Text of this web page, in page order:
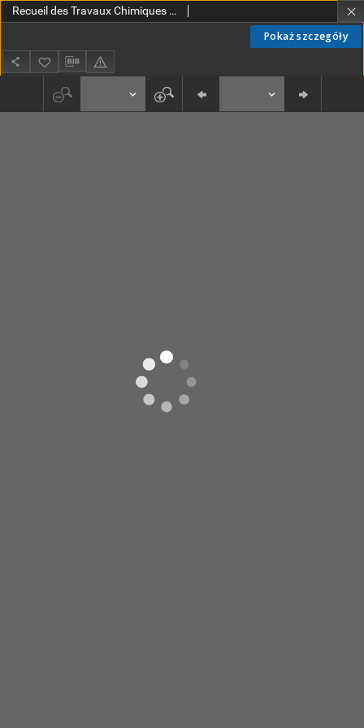
Pokaż szczegóły
Recueil des Travaux Chimiques des Pays-Bas T. 10 (1891)